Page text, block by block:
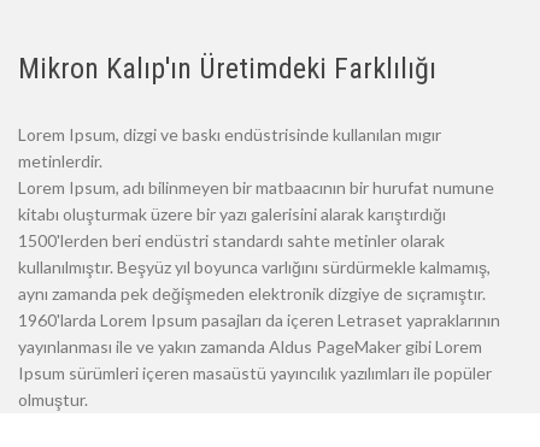
Mikron Kalıp'ın Üretimdeki Farklılığı
Lorem Ipsum, dizgi ve baskı endüstrisinde kullanılan mıgır
metinlerdir.
Lorem Ipsum, adı bilinmeyen bir matbaacının bir hurufat numune
kitabı oluşturmak üzere bir yazı galerisini alarak karıştırdığı
1500'lerden beri endüstri standardı sahte metinler olarak
kullanılmıştır. Beşyüz yıl boyunca varlığını sürdürmekle kalmamış,
aynı zamanda pek değişmeden elektronik dizgiye de sıçramıştır.
1960'larda Lorem Ipsum pasajları da içeren Letraset yapraklarının
yayınlanması ile ve yakın zamanda Aldus PageMaker gibi Lorem
Ipsum sürümleri içeren masaüstü yayıncılık yazılımları ile popüler
olmuştur.